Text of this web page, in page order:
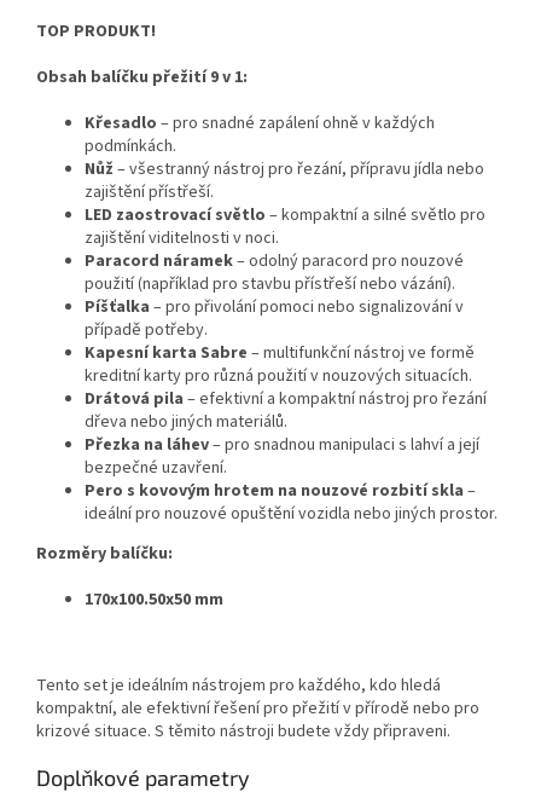
TOP PRODUKT!
Obsah balíčku přežití 9 v 1:
Křesadlo – pro snadné zapálení ohně v každých
podmínkách.
Nůž – všestranný nástroj pro řezání, přípravu jídla nebo
zajištění přístřeší.
LED zaostrovací světlo – kompaktní a silné světlo pro
zajištění viditelnosti v noci.
Paracord náramek– odolný paracord pro nouzové
použití (například pro stavbu přístřeší nebo vázání).
Píšťalka – pro přivolání pomoci nebo signalizování v
případě potřeby.
Kapesní karta Sabre – multifunkční nástroj ve formě
kreditní karty pro různá použití v nouzových situacích.
Drátová pila – efektivní a kompaktní nástroj pro řezání
dřeva nebo jiných materiálů.
Přezka na láhev– pro snadnou manipulaci s lahví a její
bezpečné uzavření.
Pero s kovovým hrotem na nouzové rozbití skla –
ideální pro nouzové opuštění vozidla nebo jiných prostor.
Rozměry balíčku:
170x100.50x50 mm
Tento set je ideálním nástrojem pro každého, kdo hledá
kompaktní, ale efektivní řešení pro přežití v přírodě nebo pro
krizové situace. S těmito nástroji budete vždy připraveni.
Doplňkové parametry